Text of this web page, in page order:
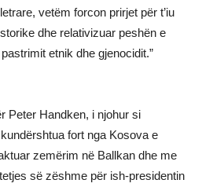
vetëm forcon prirjet për t’iu
dhe relativizuar peshën e
etnik dhe gjenocidit.”
Peter Handken, i njohur si
fort nga Kosova e
zemërim në Ballkan dhe me
së zëshme për ish-presidentin